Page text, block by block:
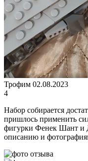
Трофим 02.08.2023
4
Набор собирается
пришлось применить
фигурки Фенек Шант и
описанию и